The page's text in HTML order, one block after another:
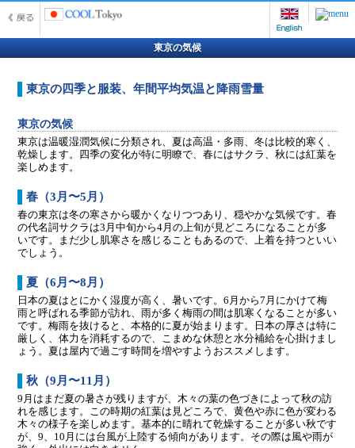
東京の気候
東京の四季と服装、年間平均気温と降雨雪量
東京の気候
東京は温暖湿潤気候に分類され、夏は高温・多雨、冬は比較的寒く、
乾燥します。四季の変化が特に明瞭で、春にはサクラ、秋には紅葉を
楽しめます。
春（3月〜5月）
春の東京は冬の寒さから暖かくなりつつあり、穏やかな気候です。春
の代名詞サクラは3月中旬から4月の上旬が見どころになることが多
いです。まだ少し肌寒さを感じることもあるので、上着を持つといい
でしょう。
夏（6月〜8月）
日本の夏はとにかく湿度が高く、暑いです。6月から7月にかけて梅
雨と呼ばれる季節が訪れ、雨が多く梅雨の間は肌寒くなることが多い
です。梅雨を抜けると、本格的に夏が始まります。日本の厚さは特に
厳しく、体力を消耗するので、こまめな休憩と水分補給を心掛けまし
ょう。夏は屋内で過ごす時間を増やすようおススメします。
秋（9月〜11月）
9月はまだ夏の暑さが残りますが、木々の葉の色づきによって秋の訪
れを感じます。この時期の紅葉は見どころで、黄色や赤に色が変わる
木々の様子を楽しめます。基本的に晴れて乾燥することが多い秋です
が、9、10月には台風が上陸する傾向があります。その際は風や雨が